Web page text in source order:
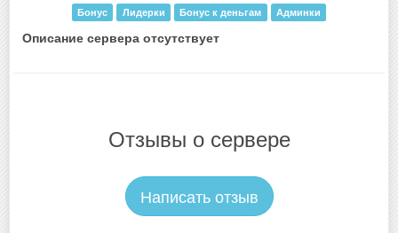
Бонус Лидерки Бонус к деньгам Админки
Описание сервера отсутствует
Отзывы о сервере
Написать отзыв